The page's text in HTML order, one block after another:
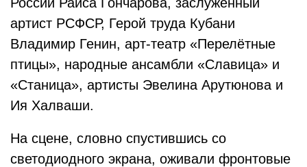
артист РСФСР, Герой труда Кубани
Владимир Генин, арт-театр «Перелётные
птицы», народные ансамбли «Славица» и
«Станица», артисты Эвелина Арутюнова и
Ия Халваши.
На сцене, словно спустившись со
светодиодного экрана, оживали фронтовые